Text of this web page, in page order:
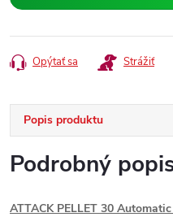
Opýtať sa Strážiť
Popis produktu
Podrobný
ATTACK PELLET 30